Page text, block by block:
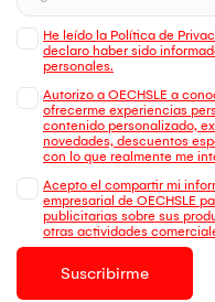
He leído la Política de
declaro haber sido
personales.
Autorizo a OECHSLE a
ofrecerme experiencias
contenido personalizado,
novedades, descuentos
con lo que realmente me
Acepto el compartir mi
empresarial de OECHSLE
publicitarias sobre sus
otras actividades
Suscribirme